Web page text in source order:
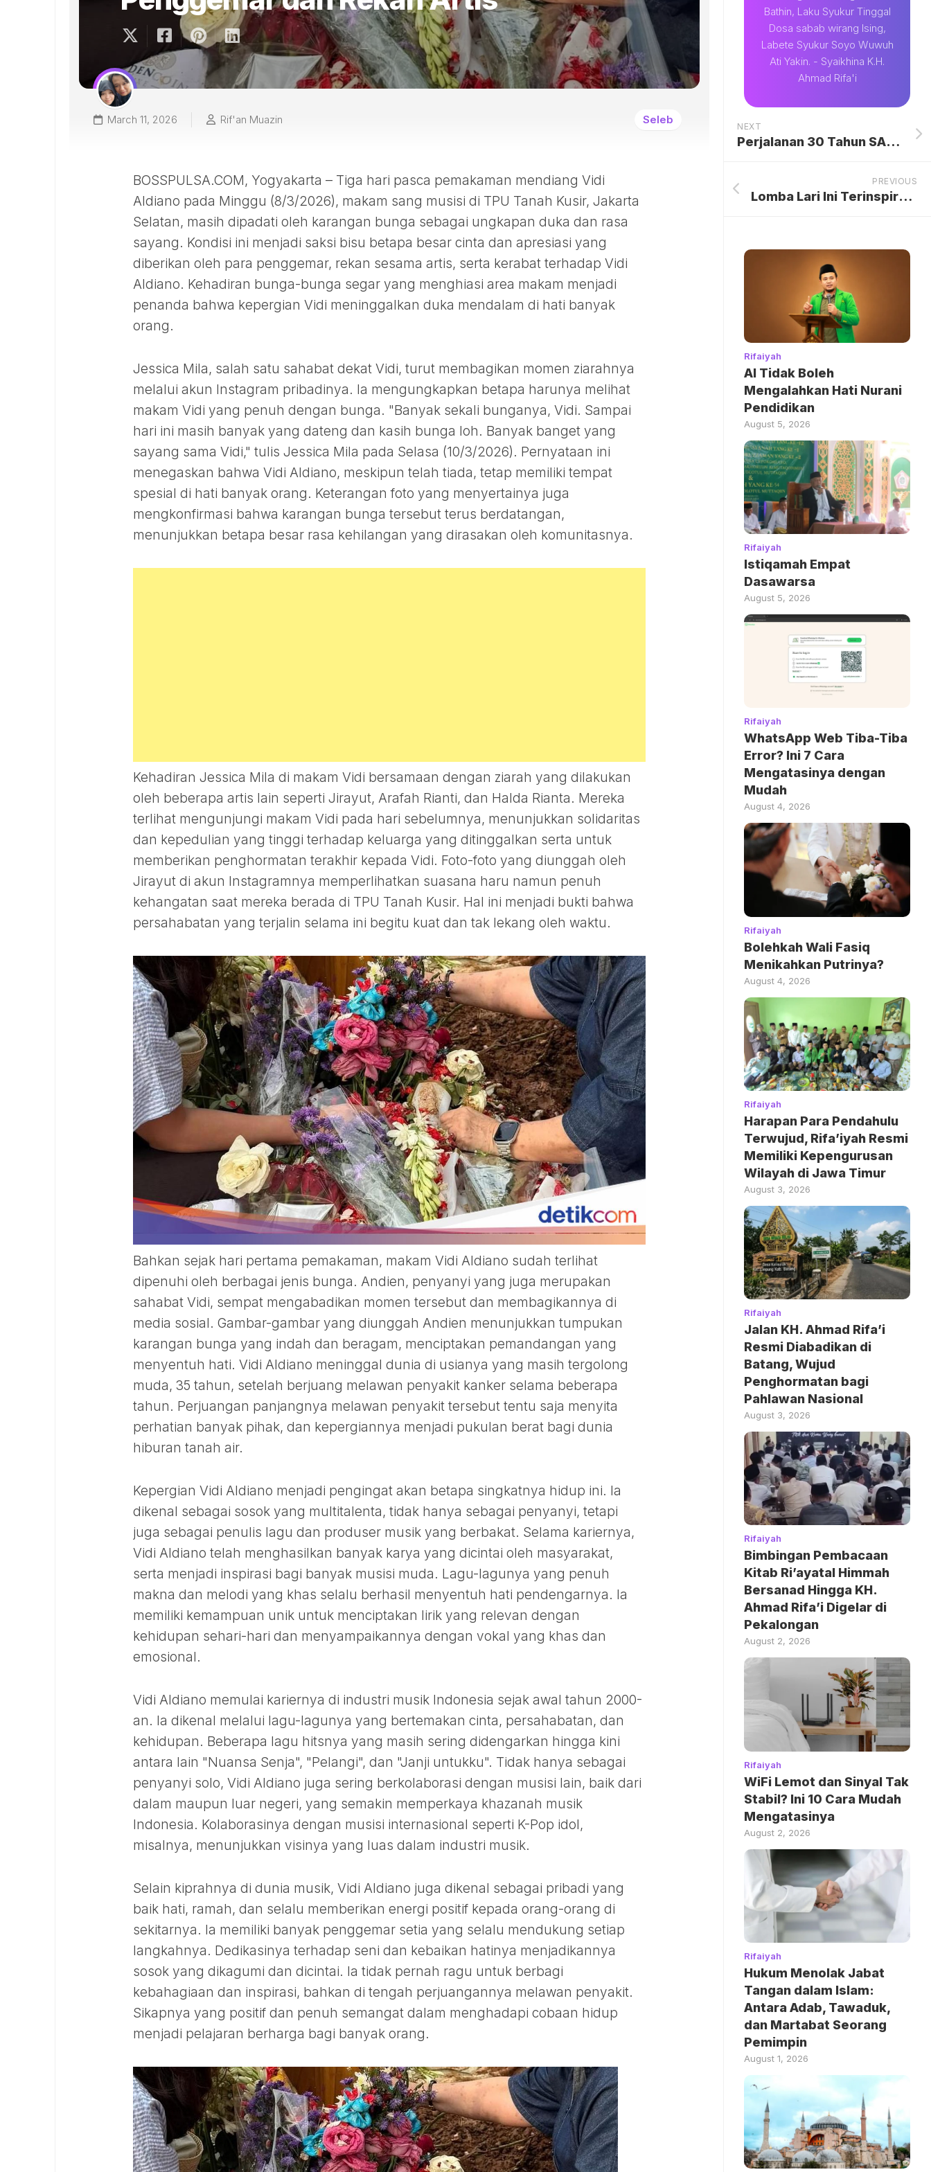
March 11, 2026 Rif'an Muazin Seleb
BOSSPULSA.COM, Yogyakarta – Tiga hari pasca pemakaman mendiang Vidi
Aldiano pada Minggu (8/3/2026), makam sang musisi di TPU Tanah Kusir, Jakarta
Selatan, masih dipadati oleh karangan bunga sebagai ungkapan duka dan rasa
sayang. Kondisi ini menjadi saksi bisu betapa besar cinta dan apresiasi yang
diberikan oleh para penggemar, rekan sesama artis, serta kerabat terhadap Vidi
Aldiano. Kehadiran bunga-bunga segar yang menghiasi area makam menjadi
penanda bahwa kepergian Vidi meninggalkan duka mendalam di hati banyak
orang.
Jessica Mila, salah satu sahabat dekat Vidi, turut membagikan momen ziarahnya
melalui akun Instagram pribadinya. Ia mengungkapkan betapa harunya melihat
makam Vidi yang penuh dengan bunga. "Banyak sekali bunganya, Vidi. Sampai
hari ini masih banyak yang dateng dan kasih bunga loh. Banyak banget yang
sayang sama Vidi," tulis Jessica Mila pada Selasa (10/3/2026). Pernyataan ini
menegaskan bahwa Vidi Aldiano, meskipun telah tiada, tetap memiliki tempat
spesial di hati banyak orang. Keterangan foto yang menyertainya juga
mengkonfirmasi bahwa karangan bunga tersebut terus berdatangan,
menunjukkan betapa besar rasa kehilangan yang dirasakan oleh komunitasnya.
Kehadiran Jessica Mila di makam Vidi bersamaan dengan ziarah yang dilakukan
oleh beberapa artis lain seperti Jirayut, Arafah Rianti, dan Halda Rianta. Mereka
terlihat mengunjungi makam Vidi pada hari sebelumnya, menunjukkan solidaritas
dan kepedulian yang tinggi terhadap keluarga yang ditinggalkan serta untuk
memberikan penghormatan terakhir kepada Vidi. Foto-foto yang diunggah oleh
Jirayut di akun Instagramnya memperlihatkan suasana haru namun penuh
kehangatan saat mereka berada di TPU Tanah Kusir. Hal ini menjadi bukti bahwa
persahabatan yang terjalin selama ini begitu kuat dan tak lekang oleh waktu.
Bahkan sejak hari pertama pemakaman, makam Vidi Aldiano sudah terlihat
dipenuhi oleh berbagai jenis bunga. Andien, penyanyi yang juga merupakan
sahabat Vidi, sempat mengabadikan momen tersebut dan membagikannya di
media sosial. Gambar-gambar yang diunggah Andien menunjukkan tumpukan
karangan bunga yang indah dan beragam, menciptakan pemandangan yang
menyentuh hati. Vidi Aldiano meninggal dunia di usianya yang masih tergolong
muda, 35 tahun, setelah berjuang melawan penyakit kanker selama beberapa
tahun. Perjuangan panjangnya melawan penyakit tersebut tentu saja menyita
perhatian banyak pihak, dan kepergiannya menjadi pukulan berat bagi dunia
hiburan tanah air.
Kepergian Vidi Aldiano menjadi pengingat akan betapa singkatnya hidup ini. Ia
dikenal sebagai sosok yang multitalenta, tidak hanya sebagai penyanyi, tetapi
juga sebagai penulis lagu dan produser musik yang berbakat. Selama kariernya,
Vidi Aldiano telah menghasilkan banyak karya yang dicintai oleh masyarakat,
serta menjadi inspirasi bagi banyak musisi muda. Lagu-lagunya yang penuh
makna dan melodi yang khas selalu berhasil menyentuh hati pendengarnya. Ia
memiliki kemampuan unik untuk menciptakan lirik yang relevan dengan
kehidupan sehari-hari dan menyampaikannya dengan vokal yang khas dan
emosional.
Vidi Aldiano memulai kariernya di industri musik Indonesia sejak awal tahun 2000-
an. Ia dikenal melalui lagu-lagunya yang bertemakan cinta, persahabatan, dan
kehidupan. Beberapa lagu hitsnya yang masih sering didengarkan hingga kini
antara lain "Nuansa Senja", "Pelangi", dan "Janji untukku". Tidak hanya sebagai
penyanyi solo, Vidi Aldiano juga sering berkolaborasi dengan musisi lain, baik dari
dalam maupun luar negeri, yang semakin memperkaya khazanah musik
Indonesia. Kolaborasinya dengan musisi internasional seperti K-Pop idol,
misalnya, menunjukkan visinya yang luas dalam industri musik.
Selain kiprahnya di dunia musik, Vidi Aldiano juga dikenal sebagai pribadi yang
baik hati, ramah, dan selalu memberikan energi positif kepada orang-orang di
sekitarnya. Ia memiliki banyak penggemar setia yang selalu mendukung setiap
langkahnya. Dedikasinya terhadap seni dan kebaikan hatinya menjadikannya
sosok yang dikagumi dan dicintai. Ia tidak pernah ragu untuk berbagi
kebahagiaan dan inspirasi, bahkan di tengah perjuangannya melawan penyakit.
Sikapnya yang positif dan penuh semangat dalam menghadapi cobaan hidup
menjadi pelajaran berharga bagi banyak orang.
Bathin, Laku Syukur Tinggal
Dosa sabab wirang Ising,
Labete Syukur Soyo Wuwuh
Ati Yakin. - Syaikhina K.H.
Ahmad Rifa'i
NEXT
Perjalanan 30 Tahun SANKEN Penuhi Kebutuhan Elektronik Rumah Tangga di RI
PREVIOUS
Lomba Lari Ini Terinspirasi World Major Marathon, Menawarkan Pengalaman Lintas Destinasi Unik di Indonesia
Rifaiyah
AI Tidak Boleh
Mengalahkan Hati Nurani
Pendidikan
August 5, 2026
Rifaiyah
Istiqamah Empat
Dasawarsa
August 5, 2026
Rifaiyah
WhatsApp Web Tiba-Tiba
Error? Ini 7 Cara
Mengatasinya dengan
Mudah
August 4, 2026
Rifaiyah
Bolehkah Wali Fasiq
Menikahkan Putrinya?
August 4, 2026
Rifaiyah
Harapan Para Pendahulu
Terwujud, Rifa’iyah Resmi
Memiliki Kepengurusan
Wilayah di Jawa Timur
August 3, 2026
Rifaiyah
Jalan KH. Ahmad Rifa’i
Resmi Diabadikan di
Batang, Wujud
Penghormatan bagi
Pahlawan Nasional
August 3, 2026
Rifaiyah
Bimbingan Pembacaan
Kitab Ri’ayatal Himmah
Bersanad Hingga KH.
Ahmad Rifa’i Digelar di
Pekalongan
August 2, 2026
Rifaiyah
WiFi Lemot dan Sinyal Tak
Stabil? Ini 10 Cara Mudah
Mengatasinya
August 2, 2026
Rifaiyah
Hukum Menolak Jabat
Tangan dalam Islam:
Antara Adab, Tawaduk,
dan Martabat Seorang
Pemimpin
August 1, 2026